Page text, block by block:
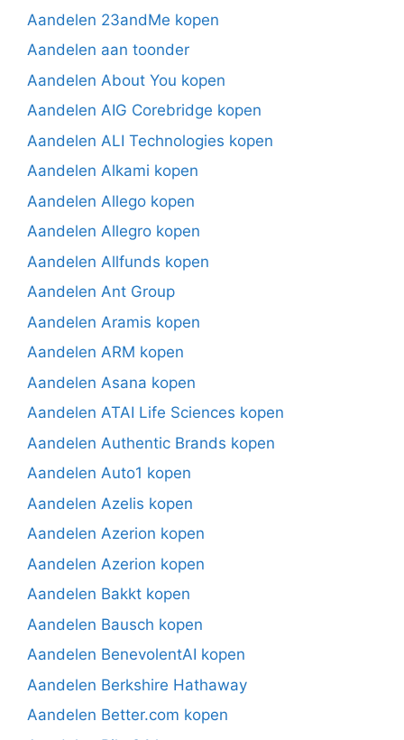
Aandelen 23andMe kopen
Aandelen aan toonder
Aandelen About You kopen
Aandelen AIG Corebridge kopen
Aandelen ALI Technologies kopen
Aandelen Alkami kopen
Aandelen Allego kopen
Aandelen Allegro kopen
Aandelen Allfunds kopen
Aandelen Ant Group
Aandelen Aramis kopen
Aandelen ARM kopen
Aandelen Asana kopen
Aandelen ATAI Life Sciences kopen
Aandelen Authentic Brands kopen
Aandelen Auto1 kopen
Aandelen Azelis kopen
Aandelen Azerion kopen
Aandelen Azerion kopen
Aandelen Bakkt kopen
Aandelen Bausch kopen
Aandelen BenevolentAI kopen
Aandelen Berkshire Hathaway
Aandelen Better.com kopen